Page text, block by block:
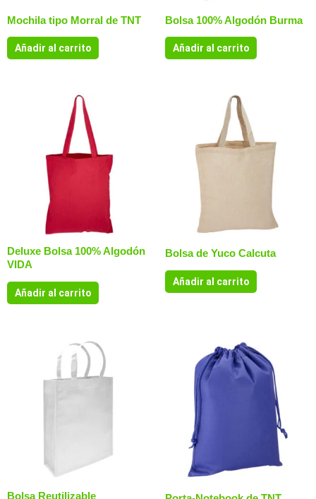
Mochila tipo Morral de TNT
Añadir al carrito
Bolsa 100% Algodón Burma
Añadir al carrito
Deluxe Bolsa 100% Algodón
VIDA
Añadir al carrito
Bolsa de Yuco Calcuta
Añadir al carrito
Bolsa Reutilizable